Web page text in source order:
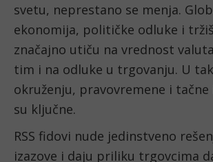
svetu, neprestano se menja.
ekonomija, političke odluke i
značajno utiču na vrednost
tim i na odluke u trgovanju. U
okruženju, pravovremene i
su ključne.
RSS fidovi nude jedinstveno
izazove i daju priliku trgovcima